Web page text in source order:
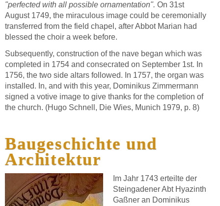
"perfected with all possible ornamentation". On 31st
August 1749, the miraculous image could be ceremonially
transferred from the field chapel, after Abbot Marian had
blessed the choir a week before.
Subsequently, construction of the nave began which was
completed in 1754 and consecrated on September 1st. In
1756, the two side altars followed. In 1757, the organ was
installed. In, and with this year, Dominikus Zimmermann
signed a votive image to give thanks for the completion of
the church. (Hugo Schnell, Die Wies, Munich 1979, p. 8)
Baugeschichte und
Architektur
Im Jahr 1743 erteilte der
Steingadener Abt Hyazinth
Gaßner an Dominikus